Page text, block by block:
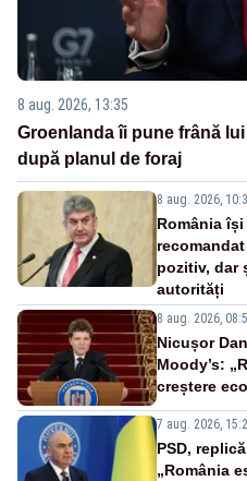
8 aug. 2026, 13:35
Groenlanda îi pune frână
după planul de foraj
8 aug. 2026,
România
pozitiv, dar
autorități
8 aug. 2026,
Nicușor
Moody’s:
creștere
7 aug. 2026,
PSD,
„România